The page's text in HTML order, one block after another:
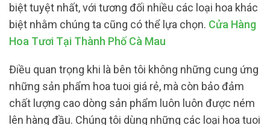
biệt tuyệt nhất, với tương đối nhiều các loại hoa khác
biệt nhằm chúng ta cũng có thể lựa chọn. Cửa Hàng
Hoa Tươi Tại Thành Phố Cà Mau
Điều quan trọng khi là bên tôi không những cung ứng
những sản phẩm hoa tuoi giá rẻ, mà còn bảo đảm
chất lượng cao dòng sản phẩm luôn luôn được ném
lên hàng đầu. Chúng tôi dùng những các loại hoa tuoi